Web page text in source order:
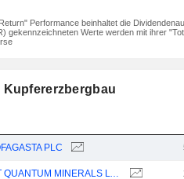
Performance beinhaltet die
gekennzeichneten Werte werden mit ihrer
Kupfererzbergbau
PLC
FIRST QUANTUM MINERALS LTD.